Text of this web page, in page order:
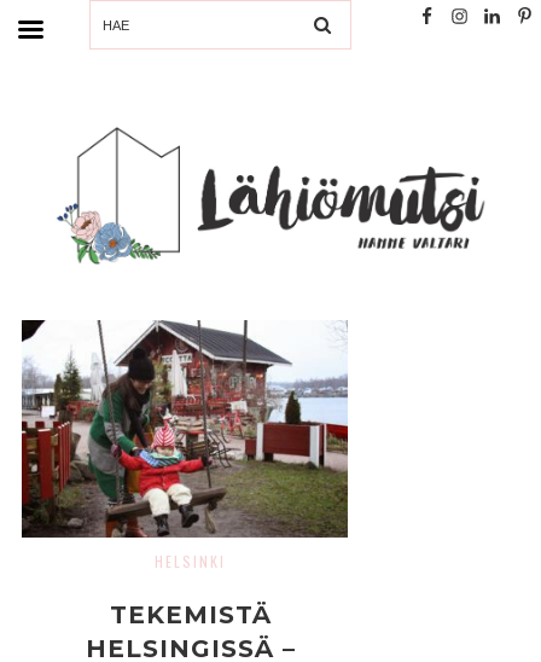
SEARCH
HELSINKI
TEKEMISTÄ
HELSINGISSÄ –